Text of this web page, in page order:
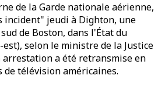
de la Garde nationale aérienne,
incident" jeudi à Dighton, une
de Boston, dans l'État du
selon le ministre de la Justice
arrestation a été retransmise en
télévision américaines.